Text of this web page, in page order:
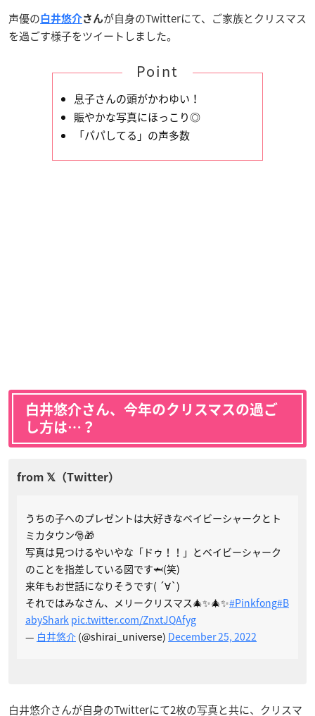
声優の白井悠介さんが自身のTwitterにて、ご家族とクリスマス
を過ごす様子をツイートしました。
Point
息子さんの頭がかわゆい！
賑やかな写真にほっこり◎
「パパしてる」の声多数
白井悠介さん、今年のクリスマスの過ご
し方は…？
うちの子へのプレゼントは大好きなベイビーシャークとト
ミカタウン🎅🎁
写真は見つけるやいやな「ドゥ！！」とベイビーシャーク
のことを指差している図です🦈(笑)
来年もお世話になりそうです( ´∀`)
それではみなさん、メリークリスマス🎄✨🎄✨#Pinkfong#B
abyShark pic.twitter.com/ZnxtJQAfyg
— 白井悠介 (@shirai_universe) December 25, 2022
白井悠介さんが自身のTwitterにて2枚の写真と共に、クリスマ